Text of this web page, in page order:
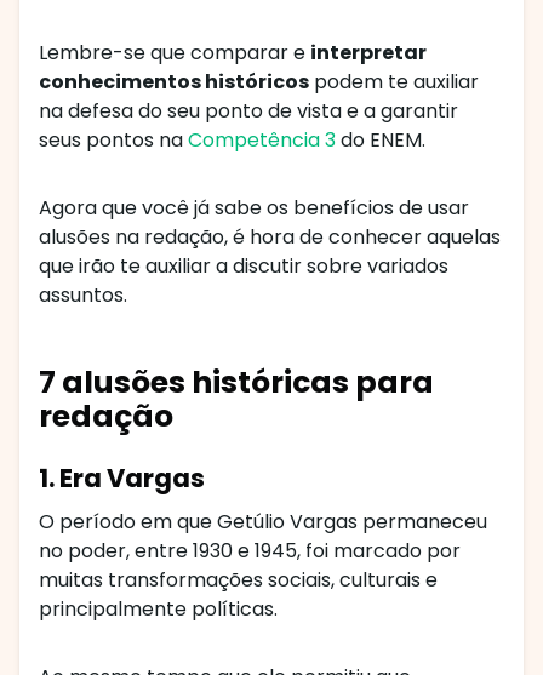
Lembre-se que comparar e interpretar
conhecimentos históricos podem te auxiliar
na defesa do seu ponto de vista e a garantir
seus pontos naCompetência 3do ENEM.
Agora que você já sabe os benefícios de usar
alusões na redação, é hora de conhecer aquelas
que irão te auxiliar a discutir sobre variados
assuntos.
7 alusões históricas para
redação
1. Era Vargas
O período em que Getúlio Vargas permaneceu
no poder, entre 1930 e 1945, foi marcado por
muitas transformações sociais, culturais e
principalmente políticas.